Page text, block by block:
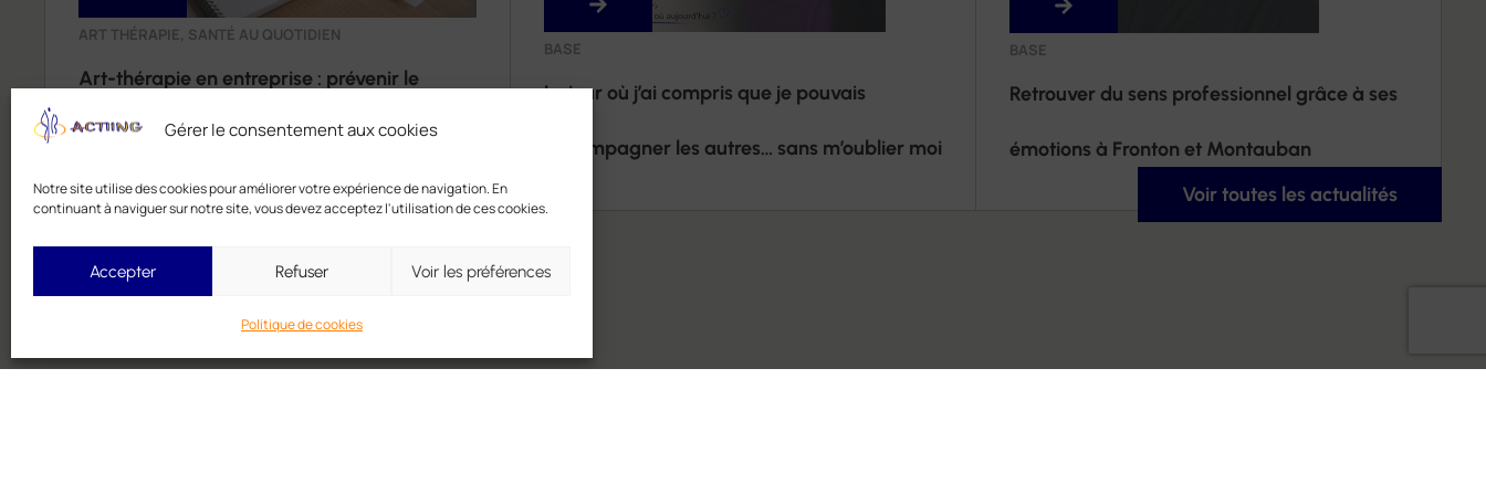
Gérer le consentement aux cookies
Notre site utilise des cookies pour améliorer votre expérience de navigation. En
continuant à naviguer sur notre site, vous devez acceptez l'utilisation de ces cookies.
Accepter Refuser Voir les préférences
Politique de cookies
ART THÉRAPIE, SANTÉ AU QUOTIDIEN
Art-thérapie en entreprise : prévenir le
burnout autrement à Toulouse, Montauban
et alentours
BASE
Le jour où j’ai compris que je pouvais
accompagner les autres… sans m’oublier moi
BASE
Retrouver du sens professionnel grâce à ses
émotions à Fronton et Montauban
Voir toutes les actualités